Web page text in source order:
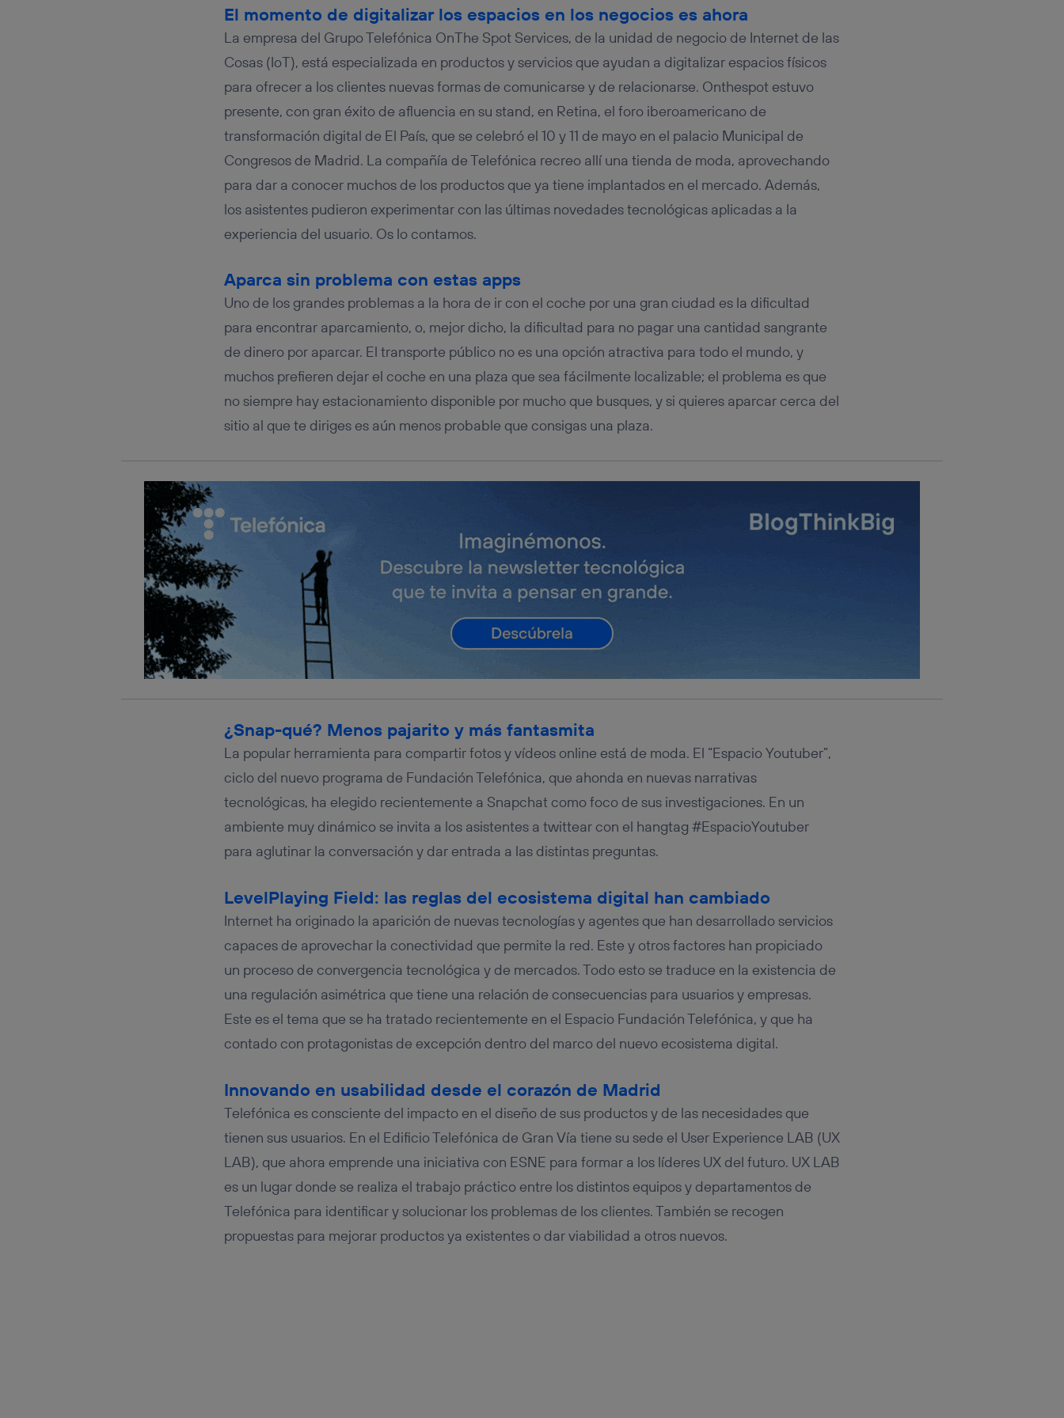
El momento de digitalizar los espacios en los negocios es ahora
La empresa del Grupo Telefónica OnThe Spot Services, de la unidad de negocio de Internet de las
Cosas (IoT), está especializada en productos y servicios que ayudan a digitalizar espacios físicos
para ofrecer a los clientes nuevas formas de comunicarse y de relacionarse. Onthespot estuvo
presente, con gran éxito de afluencia en su stand, en Retina, el foro iberoamericano de
transformación digital de El País, que se celebró el 10 y 11 de mayo en el palacio Municipal de
Congresos de Madrid. La compañía de Telefónica recreo allí una tienda de moda, aprovechando
para dar a conocer muchos de los productos que ya tiene implantados en el mercado. Además,
los asistentes pudieron experimentar con las últimas novedades tecnológicas aplicadas a la
experiencia del usuario. Os lo contamos.
Aparca sin problema con estas apps
Uno de los grandes problemas a la hora de ir con el coche por una gran ciudad es la dificultad
para encontrar aparcamiento, o, mejor dicho, la dificultad para no pagar una cantidad sangrante
de dinero por aparcar. El transporte público no es una opción atractiva para todo el mundo, y
muchos prefieren dejar el coche en una plaza que sea fácilmente localizable; el problema es que
no siempre hay estacionamiento disponible por mucho que busques, y si quieres aparcar cerca del
sitio al que te diriges es aún menos probable que consigas una plaza.
¿Snap-qué? Menos pajarito y más fantasmita
La popular herramienta para compartir fotos y vídeos online está de moda. El “Espacio Youtuber”,
ciclo del nuevo programa de Fundación Telefónica, que ahonda en nuevas narrativas
tecnológicas, ha elegido recientemente a Snapchat como foco de sus investigaciones. En un
ambiente muy dinámico se invita a los asistentes a twittear con el hangtag #EspacioYoutuber
para aglutinar la conversación y dar entrada a las distintas preguntas.
LevelPlaying Field: las reglas del ecosistema digital han cambiado
Internet ha originado la aparición de nuevas tecnologías y agentes que han desarrollado servicios
capaces de aprovechar la conectividad que permite la red. Este y otros factores han propiciado
un proceso de convergencia tecnológica y de mercados. Todo esto se traduce en la existencia de
una regulación asimétrica que tiene una relación de consecuencias para usuarios y empresas.
Este es el tema que se ha tratado recientemente en el Espacio Fundación Telefónica, y que ha
contado con protagonistas de excepción dentro del marco del nuevo ecosistema digital.
Innovando en usabilidad desde el corazón de Madrid
Telefónica es consciente del impacto en el diseño de sus productos y de las necesidades que
tienen sus usuarios. En el Edificio Telefónica de Gran Vía tiene su sede el User Experience LAB (UX
LAB), que ahora emprende una iniciativa con ESNE para formar a los líderes UX del futuro. UX LAB
es un lugar donde se realiza el trabajo práctico entre los distintos equipos y departamentos de
Telefónica para identificar y solucionar los problemas de los clientes. También se recogen
propuestas para mejorar productos ya existentes o dar viabilidad a otros nuevos.
conecte su dispositivo y consienta el uso de la tecnología recibirá el mismo identificador.
Típicamente:
Si utilizas una
conexión de banda ancha
(p. ej., Wi-Fi), el marketing o análisis se
realizará en función de las actividades de navegación de los miembros del hogar que
hayan dado su consentimiento.
Si utilizasdatos móviles , el marketing será más personalizado, ya que se basará
únicamente en la navegación del usuario del móvil.
Puedes gestionar los consentimientos Utiq seleccionando “Administrar Utiq” en la parte
inferior de esta página web o visitando el portal de privacidad de Utiq (“consenthub”)
Para más información, consulta la